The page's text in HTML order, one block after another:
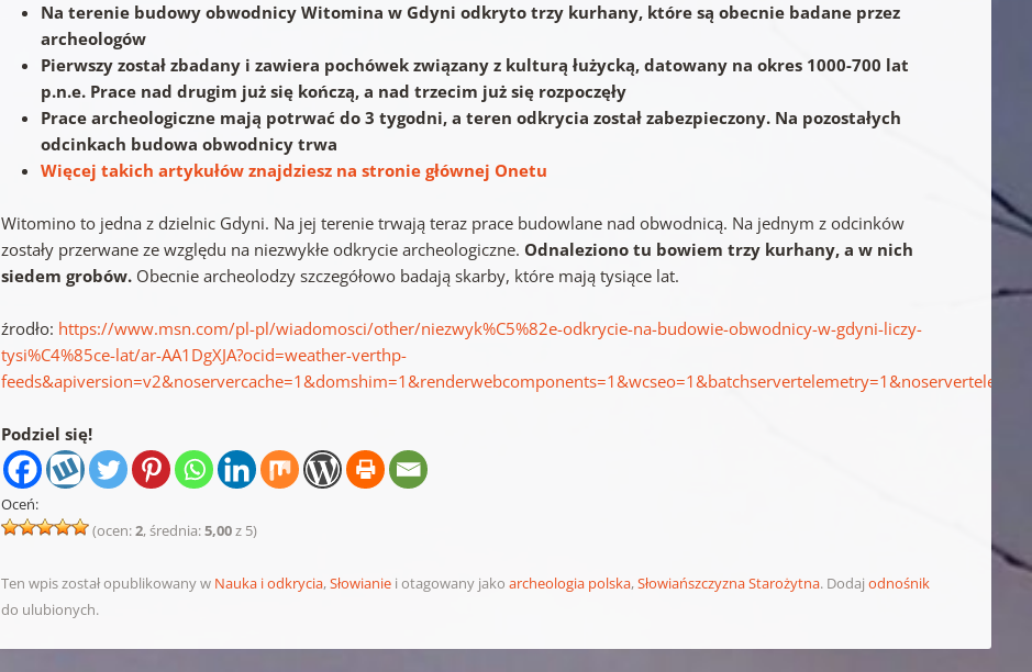
Na terenie budowy obwodnicy Witomina w Gdyni odkryto trzy kurhany, które są obecnie badane przez
archeologów
Pierwszy został zbadany i zawiera pochówek związany z kulturą łużycką, datowany na okres 1000-700 lat
p.n.e. Prace nad drugim już się kończą, a nad trzecim już się rozpoczęły
Prace archeologiczne mają potrwać do 3 tygodni, a teren odkrycia został zabezpieczony. Na pozostałych
odcinkach budowa obwodnicy trwa
Więcej takich artykułów znajdziesz na stronie głównej Onetu
Witomino to jedna z dzielnic Gdyni. Na jej terenie trwają teraz prace budowlane nad obwodnicą. Na jednym z odcinków
zostały przerwane ze względu na niezwykłe odkrycie archeologiczne. Odnaleziono tu bowiem trzy kurhany, a w nich
siedem grobów. Obecnie archeolodzy szczegółowo badają skarby, które mają tysiące lat.
źrodło: https://www.msn.com/pl-pl/wiadomosci/other/niezwyk%C5%82e-odkrycie-na-budowie-obwodnicy-w-gdyni-liczy-
tysi%C4%85ce-lat/ar-AA1DgXJA?ocid=weather-verthp-
Podziel się!
Oceń:
(ocen:2, średnia:5,00z 5)
Ten wpis został opublikowany w Nauka i odkrycia,Słowianie i otagowany jakoarcheologia polska,Słowiańszczyzna Starożytna. Dodajodnośnik
do ulubionych.